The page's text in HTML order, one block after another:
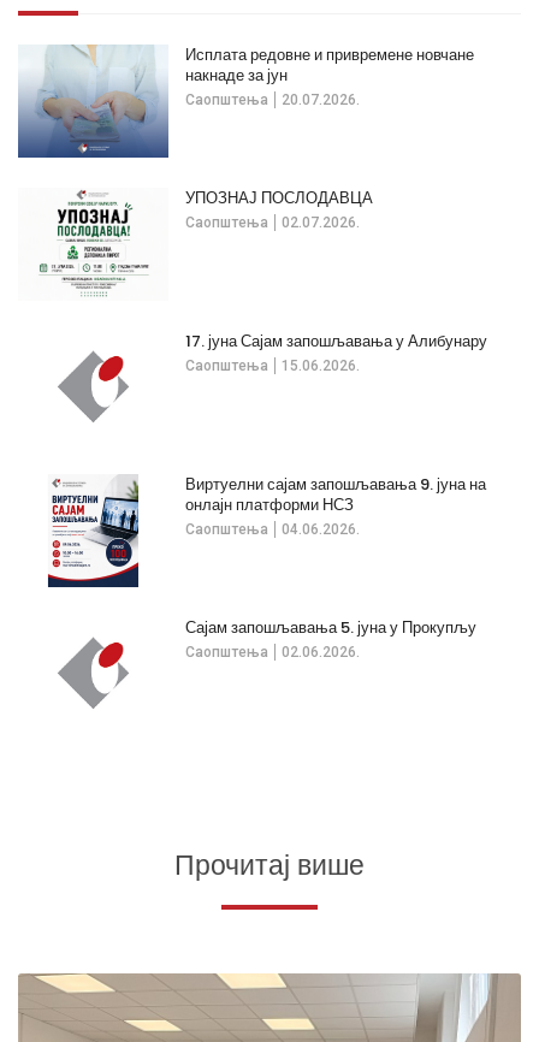
Саопштења 20.07.2026.
Исплата редовне и привремене новчане
накнаде за јун
Саопштења 02.07.2026.
УПОЗНАЈ ПОСЛОДАВЦА
Саопштења 15.06.2026.
17. јуна Сајам запошљавања у Алибунару
Саопштења 04.06.2026.
Виртуелни сајам запошљавања 9. јуна на
онлајн платформи НСЗ
Саопштења 02.06.2026.
Сајам запошљавања 5. јуна у Прокупљу
Прочитај више